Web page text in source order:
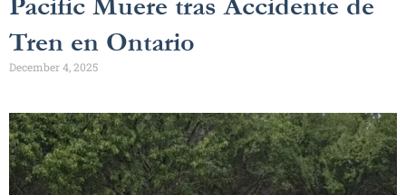
Tren en Ontario
December 4, 2025